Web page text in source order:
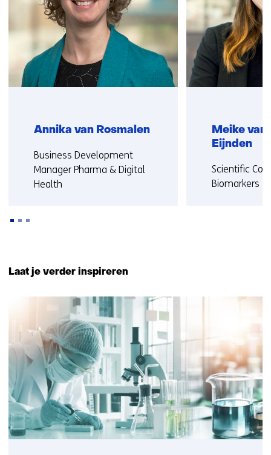
op)
Annika van Rosmalen
Functie:
Business Development
Manager Pharma & Digital
Health
Meike van
Eijnden
Functie:
Scientific
Biomarkers
(Neem
contact
met
ons
op)
Laat je verder inspireren
resultaten,
getoond
6
t/m
10